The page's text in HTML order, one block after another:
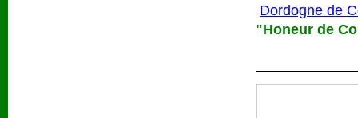
Dordogne de
"Honeur de